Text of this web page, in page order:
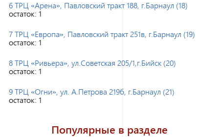
6 ТРЦ «Арена», Павловский тракт 188, г.Барнаул (18)
остаток: 1
7 ТРЦ «Европа», Павловский тракт 251в, г.Барнаул (19)
остаток: 1
8 ТРЦ «Ривьера», ул.Советская 205/1,г.Бийск (20)
остаток: 1
9 ТРЦ «Огни», ул. А.Петрова 219б, г.Барнаул (21)
остаток: 1
Популярные в разделе